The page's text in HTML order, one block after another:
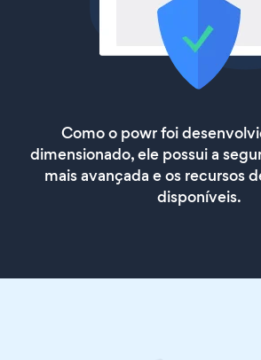
Como o powr foi
dimensionado, ele possui a
mais avançada e os recursos
disponíveis.